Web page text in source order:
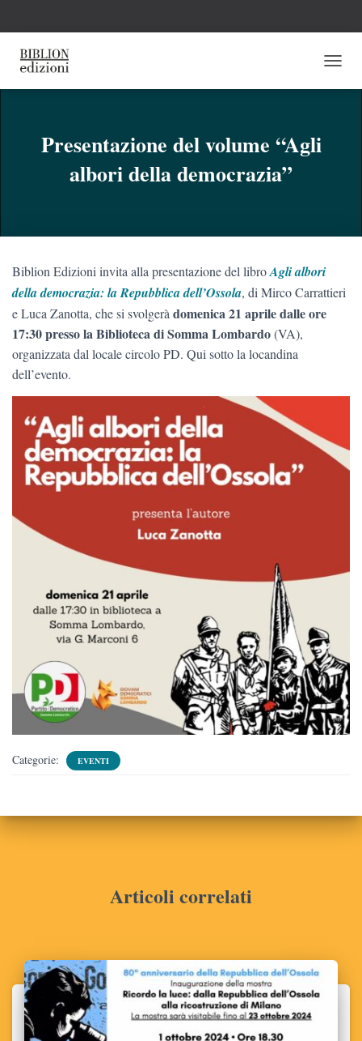
A
G
Presentazione del volume “Agli
albori della democrazia”
Biblion Edizioni invita alla presentazione del libroAgli albori
della democrazia: la Repubblica dell’Ossola, di Mirco Carrattieri
e Luca Zanotta, che si svolgerà domenica 21 aprile dalle ore
17:30 presso la Biblioteca di Somma Lombardo(VA),
organizzata dal locale circolo PD. Qui sotto la locandina
dell’evento.
Categorie: EVENTI
Articoli correlati